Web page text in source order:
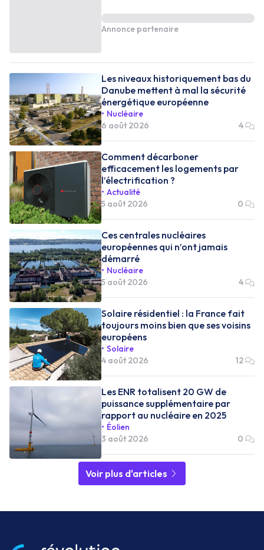
Annonce partenaire
Les niveaux historiquement bas du
Danube mettent à mal la sécurité
énergétique européenne
Nucléaire
6 août 2026
4
Comment décarboner
efficacement les logements par
l’électrification ?
Actualité
5 août 2026
0
Ces centrales nucléaires
européennes qui n’ont jamais
démarré
Nucléaire
5 août 2026
4
Solaire résidentiel : la France fait
toujours moins bien que ses voisins
européens
Solaire
4 août 2026
12
Les ENR totalisent 20 GW de
puissance supplémentaire par
rapport au nucléaire en 2025
Éolien
3 août 2026
0
Voir plus d'articles